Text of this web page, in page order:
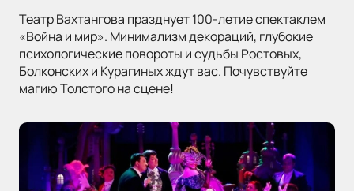
Театр Вахтангова празднует 100-летие спектаклем
«Война и мир». Минимализм декораций, глубокие
психологические повороты и судьбы Ростовых,
Болконских и Курагиных ждут вас. Почувствуйте
магию Толстого на сцене!